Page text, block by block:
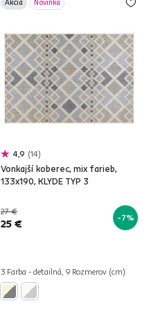
Akcia Novinka
4,9 14
Vonkajší koberec, mix farieb,
133x190, KLYDE TYP 3
27 €
25 € -7%
3 Farba - detailná, 9 Rozmerov (cm)